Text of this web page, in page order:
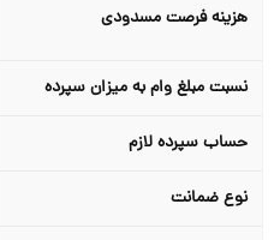
هزینه فرصت مسدودی
نسبت مبلغ وام به میزان سپرده
حساب سپرده لازم
نوع ضمانت